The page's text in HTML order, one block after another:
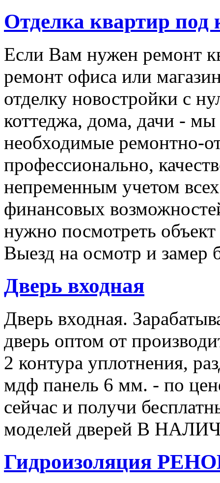
Отделка квартир под
Если Вам нужен ремонт
ремонт офиса или
отделку новостройки с
коттеджа, дома, дачи -
необходимые ремонтно-
профессионально,
непременным учетом
финансовых
нужно посмотреть
Выезд на осмотр и
Дверь входная
Дверь входная.
дверь оптом от
2 контура уплотнения,
мдф панель 6 мм. - по
сейчас и получи
моделей дверей В
Гидроизоляция